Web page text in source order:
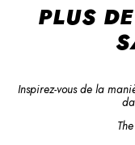
PLUS
Inspirez-vous de la